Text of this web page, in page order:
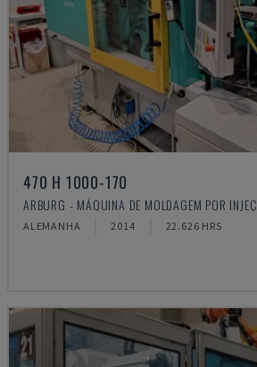
470 H 1000-170
ARBURG - MÁQUINA DE MOLDAGEM POR
ALEMANHA 2014 22.626 HRS